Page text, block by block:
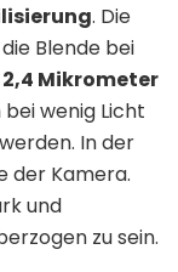
. Die
die Blende bei
2,4 Mikrometer
wenig Licht
In der
der Kamera.
und
zu sein.